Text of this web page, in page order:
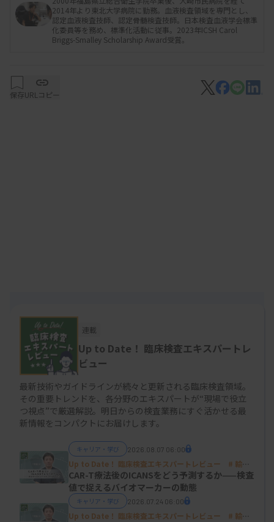
図1 破砕赤血球形態標準化案 第1.1版
血液検査のエキスパートレビュー
1．破砕赤血球の判定を難しくさせる原因
日本において、破砕赤血球は赤血球破砕症候群に出
現する奇形赤血球とされ、ヘルメット型、角型、三
角型、三日月型、不規則変形型、いがぐり型、小球
状型、赤血球ゴーストなど、さまざまな形状表現で
扱われてきた3）。しかし、これらの形状のうち、ど
れがどの疾患に典型的であるかについての明確な整
理はなされておらず、各形状は並列関係であった。
2014年より東北大学病院に勤務。血液検査領域を専門とし、
認定血液検査技師、認定骨髄検査技師。日本検査血液学会標準
化委員等を務め、標準化活動に従事。2023年ICSH Carol
Briggs-Smalley Scholarship Award受賞。
保存URLコピー
連載
Up to Date！ 臨床検査エキスパートレ
ビュー
最新技術やガイドラインが続々と更新される臨床検査領域。
その重要トレンドを、各分野のエキスパートが“現場で役立
つ視点”で厳選解説。明日からの検査業務にすぐ活かせる最
新情報をコンパクトにお届けします。
キャリア・学び 2026.08.07 06:00
Up to Date！ 臨床検査エキスパートレビュー # 輸血
02
CAR-T療法後のICANSをどう予測するか——検査
値で捉えるバイオマーカーの動態
キャリア・学び 2026.07.24 06:00
Up to Date！ 臨床検査エキスパートレビュー # 輸血